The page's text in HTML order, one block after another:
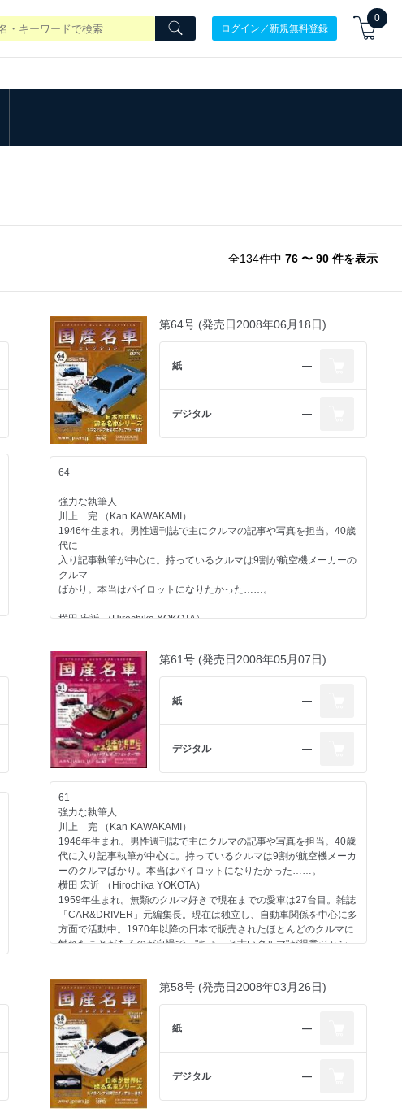
ログイン／新規無料登録
0
全134件中 76 〜 90 件を表示
第64号 (発売日2008年06月18日)
紙 ―
デジタル ―
64
強力な執筆人
川上 完 （Kan KAWAKAMI）
1946年生まれ。男性週刊誌で主にクルマの記事や写真を担当。40歳
代に
入り記事執筆が中心に。持っているクルマは9割が航空機メーカーの
クルマ
ばかり。本当はパイロットになりたかった……。
横田 宏近 （Hirochika YOKOTA）
長。現在は独立し、自動車関係を中心に多方面で活動中。1970年以
降の日本で販売されたほ
とんどのクルマに触れたことがあるのが自慢で、"ちょっと古いクル
マ"が得意ジャンル。
大貫 直次郎 （Naojiro ONUKI）
1966年生まれ。自動車専門誌や一般誌などの編集を経て、現在はフ
リーランスのエディトリアル・ライター。愛車は1989年型
ポルシェ911カレラ、1989年型ハーレーダビッドソン・スポーツス
ター、1974年型ヤマハTY80。趣味はジャンク屋巡り。
第64号のラインアップ
コンテンツ
ホンダ
エンジン ホンダエンジン＜ストーリー02＞第二回
日産
一般モデル スカイライン ワゴン／1972
マツダ
一般モデル MPV／1990
三菱
日本車輸出の歴史-2 トヨタ＜1951-1977＞
今号のメイントピック
一般モデル トヨタ カリーナ／1970（折り込みページ付き）
第61号 (発売日2008年05月07日)
紙 ―
デジタル ―
61
強力な執筆人
川上 完 （Kan KAWAKAMI）
1946年生まれ。男性週刊誌で主にクルマの記事や写真を担当。40歳
代に入り記事執筆が中心に。持っているクルマは9割が航空機メーカ
ーのクルマばかり。本当はパイロットになりたかった……。
横田 宏近 （Hirochika YOKOTA）
1959年生まれ。無類のクルマ好きで現在までの愛車は27台目。雑誌
「CAR&DRIVER」元編集長。現在は独立し、自動車関係を中心に多
方面で活動中。1970年以降の日本で販売されたほとんどのクルマに
触れたことがあるのが自慢で、"ちょっと古いクルマ"が得意ジャン
1966年生まれ。自動車専門誌や一般誌などの編集を経て、現在はフ
リーランスのエディトリアル・ライター。愛車は1989年型ポルシェ
911カレラ、1989年型ハーレーダビッドソン・スポーツスター、
1974年型ヤマハTY80。趣味はジャンク屋巡り。
世良 耕太 （Kota SERA）
1967年生まれ。自動車専門誌、モータースポーツ誌の編集を経て独
立。F1グランプリを全戦カバーするなど、海外取材経験は豊富。
旅、建築、酒、企業、人物など取材対象のフィールドを広げて活動
中。
第58号 (発売日2008年03月26日)
紙 ―
デジタル ―